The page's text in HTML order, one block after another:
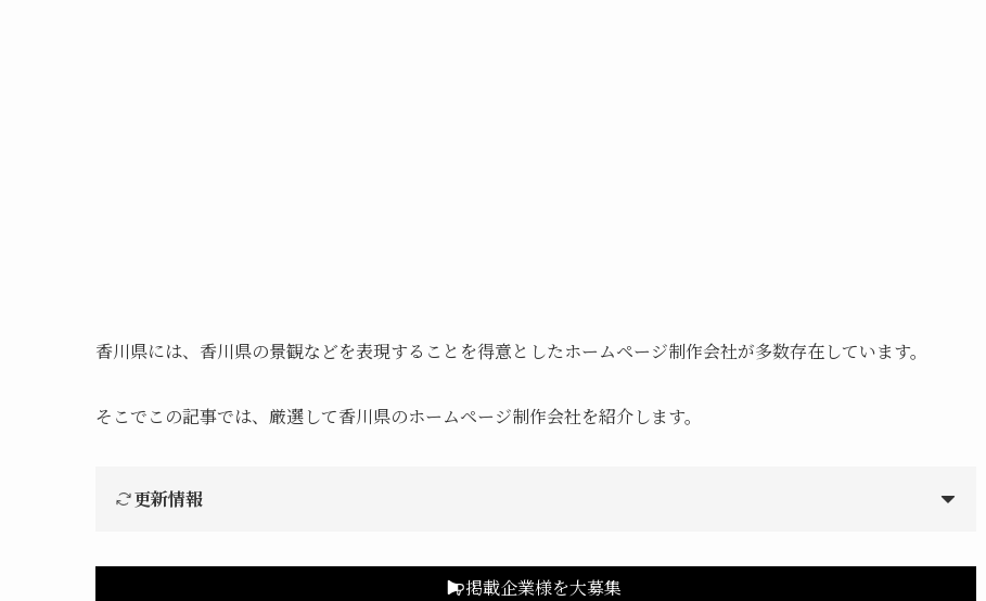
香川県には、香川県の景観などを表現することを得意としたホームページ制作会社が多数存在しています。
そこでこの記事では、厳選して香川県のホームページ制作会社を紹介します。
更新情報
掲載企業様を大募集